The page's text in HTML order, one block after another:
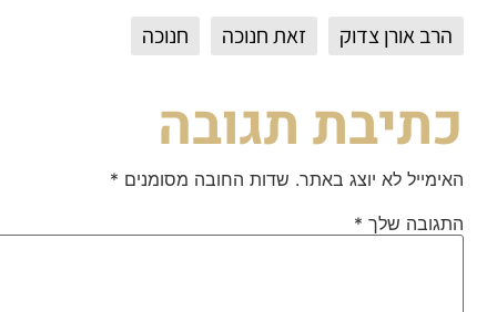
הרב אורן צדוק זאת חנוכה חנוכה
כתיבת תגובה
האימייל לא יוצג באתר. שדות החובה מסומנים *
התגובה שלך *